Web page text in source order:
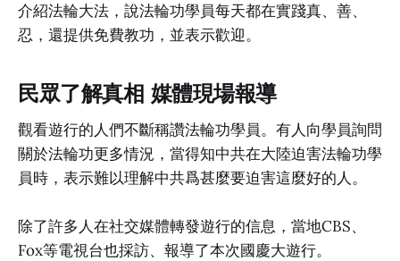
介紹法輪大法，說法輪功學員每天都在實踐真、善、
忍，還提供免費教功，並表示歡迎。
民眾了解真相 媒體現場報導
觀看遊行的人們不斷稱讚法輪功學員。有人向學員詢問
關於法輪功更多情況，當得知中共在大陸迫害法輪功學
員時，表示難以理解中共爲甚麼要迫害這麼好的人。
除了許多人在社交媒體轉發遊行的信息，當地CBS、
Fox等電視台也採訪、報導了本次國慶大遊行。